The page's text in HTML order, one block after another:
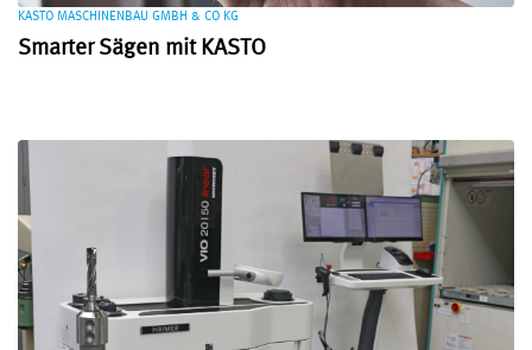
KASTO MASCHINENBAU GMBH & CO KG
Smarter Sägen mit KASTO